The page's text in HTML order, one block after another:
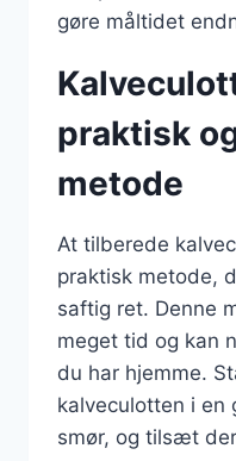
gøre måltidet
praktisk
metode
At tilberede
praktisk metode,
saftig ret. Denne
meget tid og kan
du har hjemme.
kalveculotten i en
smør, og tilsæt